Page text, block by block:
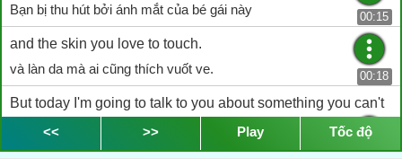
Bạn bị thu hút bởi ánh mắt của bé gái này
00:15
and the skin you love to touch.
và làn da mà ai cũng thích vuốt ve.
00:18
But today I'm going to talk to you about something you can't
Nhưng hôm nay tôi sẽ nói về một điều mà bạn không thể thấy,00:21
<< >> Play Tốc độ